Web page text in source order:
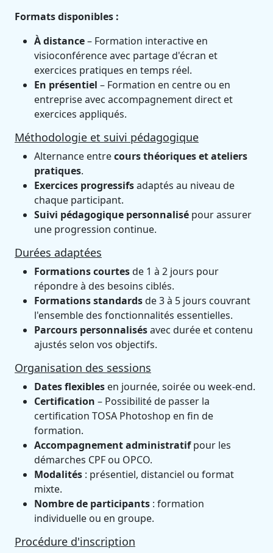
Formats disponibles :
À distance– Formation interactive en
visioconférence avec partage d'écran et
exercices pratiques en temps réel.
En présentiel – Formation en centre ou en
entreprise avec accompagnement direct et
exercices appliqués.
Méthodologie et suivi pédagogique
Alternance entrecours théoriques et ateliers
pratiques.
Exercices progressifsadaptés au niveau de
chaque participant.
Suivi pédagogique personnalisé pour assurer
une progression continue.
Durées adaptées
Formations courtesde 1 à 2 jours pour
répondre à des besoins ciblés.
Formations standardsde 3 à 5 jours couvrant
l'ensemble des fonctionnalités essentielles.
Parcours personnalisésavec durée et contenu
ajustés selon vos objectifs.
Organisation des sessions
Dates flexibles en journée, soirée ou week-end.
Certification – Possibilité de passer la
certification TOSA Photoshop en fin de
formation.
Accompagnement administratifpour les
démarches CPF ou OPCO.
Modalités : présentiel, distanciel ou format
mixte.
Nombre de participants : formation
individuelle ou en groupe.
Procédure d'inscription